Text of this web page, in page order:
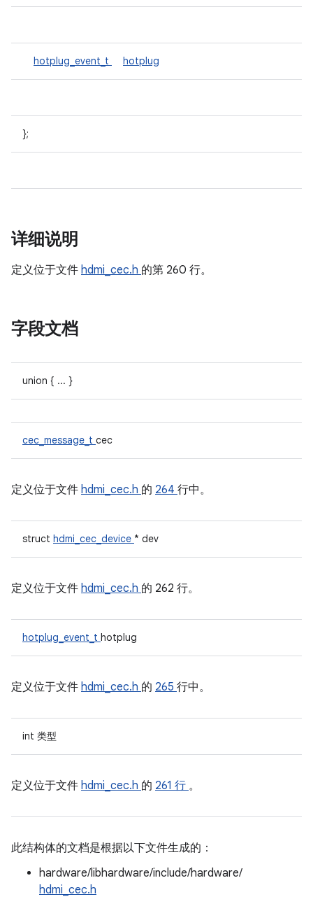
hotplug_event_t hotplug
};
详细说明
定义位于文件 hdmi_cec.h 的第 260 行。
字段文档
union { ... }
cec_message_t cec
定义位于文件 hdmi_cec.h 的 264 行中。
struct hdmi_cec_device * dev
定义位于文件 hdmi_cec.h 的 262 行。
hotplug_event_t hotplug
定义位于文件 hdmi_cec.h 的 265 行中。
int 类型
定义位于文件 hdmi_cec.h 的 261 行 。
此结构体的文档是根据以下文件生成的：
hardware/libhardware/include/hardware/
hdmi_cec.h